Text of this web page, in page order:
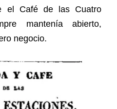
el Café de las Cuatro
mantenía abierto,
negocio.